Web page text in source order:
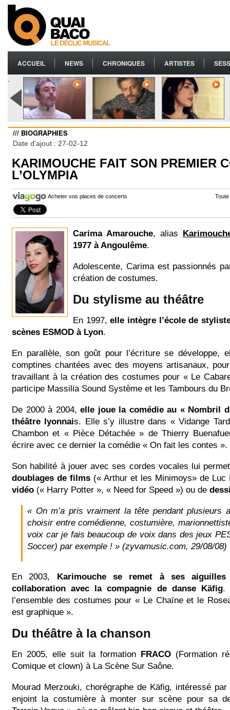
ACCUEIL NEWS CHRONIQUES ARTISTES
.
/// BIOGRAPHIES
Date d'ajout : 27-02-12
KARIMOUCHE FAIT SON PREMIER
L’OLYMPIA
Acheter vos places de concerts
Carima Amarouche, alias
1977 à Angoulême.
Adolescente, Carima est passionnés
création de costumes.
Du stylisme au théâtre
En 1997,elle intègre l’école de
scènes ESMOD à Lyon.
En parallèle, son goût pour l’écriture se développe,
comptines chantées avec des moyens artisanaux,
travaillant à la création des costumes pour « Le
participe Massilia Sound Système et les Tambours du
De 2000 à 2004, elle joue la comédie au « Nombril
théâtre lyonnais. Elle s’y illustre dans « Vidange
Chambon et « Pièce Détachée » de Thierry
écrire avec ce dernier la comédie « On fait les contes ».
Son habilité à jouer avec ses cordes vocales lui
doublages de films (« Arthur et les Minimoys» de
vidéo (« Harry Potter », « Need for Speed ») ou de
« On m’a pris vraiment la tête pendant plusieurs
choisir entre comédienne, costumière,
voix car je fais beaucoup de voix dans des jeux
Soccer) par exemple ! » (zyvamusic.com, 29/08/08)
En 2003, Karimouche se remet à ses
collaboration avec la compagnie de danse Käfig.
l’ensemble des costumes pour « Le Chaïne et le
est graphique ».
Du théâtre à la chanson
En 2005, elle suit la formation FRACO (Formation
Comique et clown) à La Scène Sur Saône.
Mourad Merzouki, chorégraphe de Käfig, intéressé
enjoint la costumière à monter sur scène pour sa